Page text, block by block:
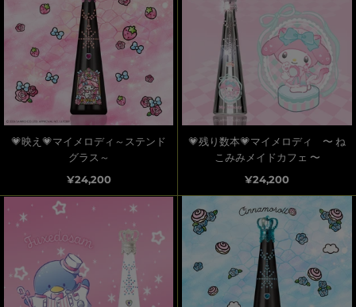
💗映え💗マイメロディ～ステンド
グラス～
¥24,200
💗残り数本💗マイメロディ 〜 ね
こみみメイドカフェ 〜
¥24,200